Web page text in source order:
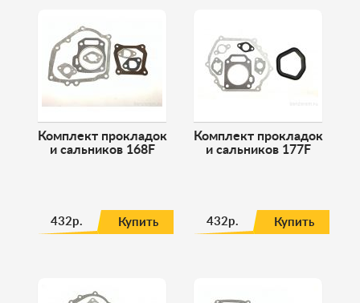
Комплект прокладок
и сальников 168F
432р. Купить
Комплект прокладок
и сальников 177F
432р. Купить